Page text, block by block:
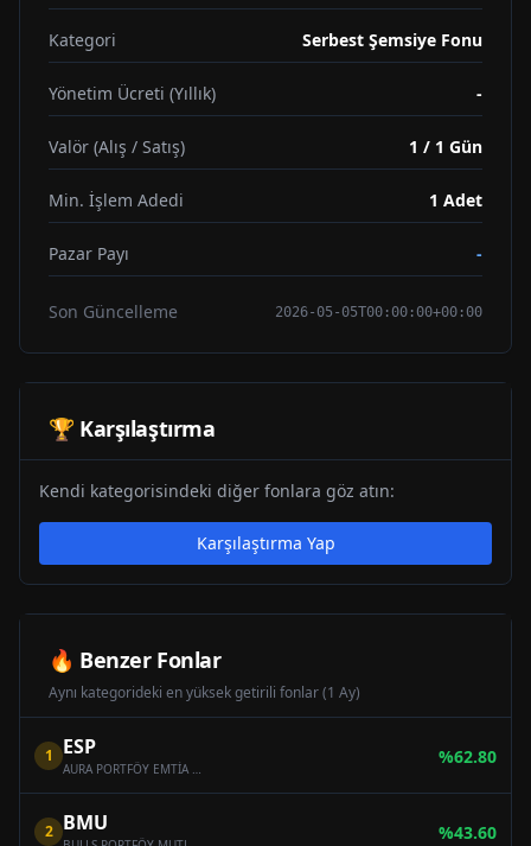
Kategori Serbest Şemsiye Fonu
Yönetim Ücreti (Yıllık) -
Valör (Alış / Satış) 1 / 1 Gün
Min. İşlem Adedi 1 Adet
Pazar Payı -
Son Güncelleme 2026-05-05T00:00:00+00:00
🏆 Karşılaştırma
Kendi kategorisindeki diğer fonlara göz atın:
Karşılaştırma Yap
🔥 Benzer Fonlar
Aynı kategorideki en yüksek getirili fonlar (1 Ay)
1 ESP
AURA PORTFÖY EMTİA SERBEST FON
%62.80
2 BMU %43.60